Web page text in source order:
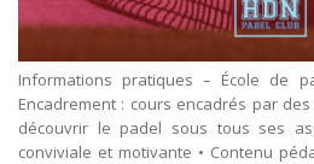
Informations pratiques – École de
Encadrement : cours encadrés par
découvrir le padel sous tous ses
conviviale et motivante • Contenu